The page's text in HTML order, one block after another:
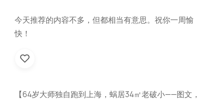
今天推荐的内容不多，但都相当有意思。祝你一周愉
快！
【64岁大师独自跑到上海，蜗居34㎡老破小——图文，